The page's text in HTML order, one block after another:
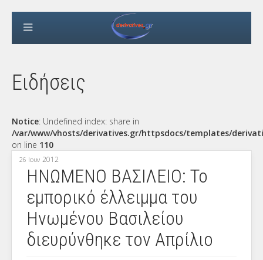
Ειδήσεις
Notice: Undefined index: share in
/var/www/vhosts/derivatives.gr/httpsdocs/templates/
on line 110
26 Ιουν 2012
ΗΝΩΜΕΝΟ ΒΑΣΙΛΕΙΟ: Το
εμπορικό έλλειμμα του
Ηνωμένου Βασιλείου
διευρύνθηκε τον Απρίλιο